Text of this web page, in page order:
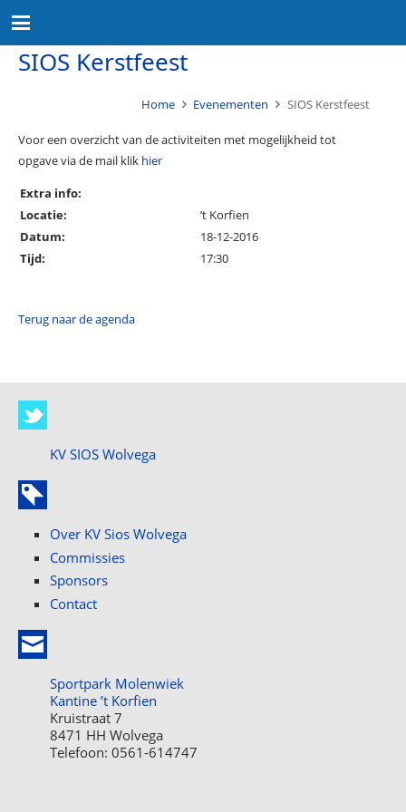
SIOS Kerstfeest
Home Evenementen SIOS Kerstfeest
Voor een overzicht van de activiteiten met mogelijkheid tot
opgave via de mail klik hier
Extra info:
Locatie:
’t Korfien
Datum:
18-12-2016
Tijd:
17:30
Terug naar de agenda
KV SIOS Wolvega
Over KV Sios Wolvega
Commissies
Sponsors
Contact
Sportpark Molenwiek
Kantine ’t Korfien
Kruistraat 7
8471 HH Wolvega
Telefoon: 0561-614747